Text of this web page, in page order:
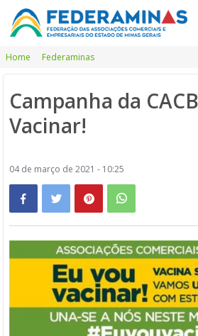
Home Federaminas
Campanha da
Vacinar!
04 de março de 2021 - 10:25